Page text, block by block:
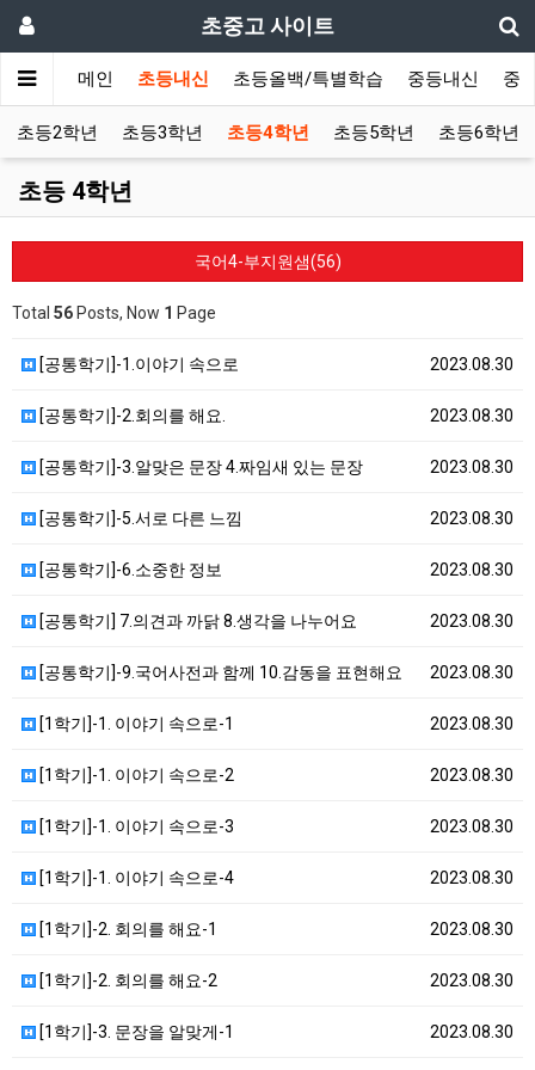
초중고 사이트
메인 초등내신 초등올백/특별학습 중등내신 중
초등2학년 초등3학년 초등4학년 초등5학년 초등6학년
초등 4학년
국어4-부지원샘(56)
Total 56 Posts, Now 1 Page
2023.08.30
[공통학기]-1.이야기 속으로
2023.08.30
[공통학기]-2.회의를 해요.
2023.08.30
[공통학기]-3.알맞은 문장 4.짜임새 있는 문장
2023.08.30
[공통학기]-5.서로 다른 느낌
2023.08.30
[공통학기]-6.소중한 정보
2023.08.30
[공통학기] 7.의견과 까닭 8.생각을 나누어요
2023.08.30
[공통학기]-9.국어사전과 함께 10.감동을 표현해요
2023.08.30
[1학기]-1. 이야기 속으로-1
2023.08.30
[1학기]-1. 이야기 속으로-2
2023.08.30
[1학기]-1. 이야기 속으로-3
2023.08.30
[1학기]-1. 이야기 속으로-4
2023.08.30
[1학기]-2. 회의를 해요-1
2023.08.30
[1학기]-2. 회의를 해요-2
2023.08.30
[1학기]-3. 문장을 알맞게-1